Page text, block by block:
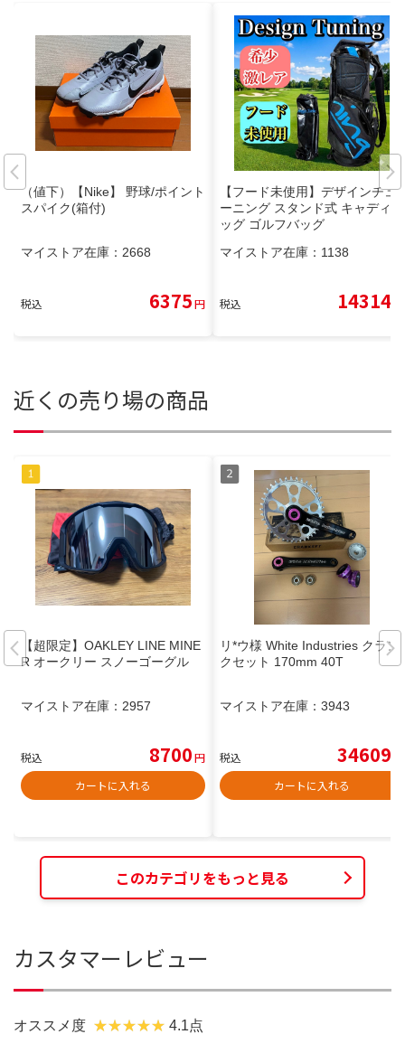
（値下）【Nike】 野球/ポイント
スパイク(箱付)
マイストア在庫： 2668
税込 6375円
【フード未使用】デザインチュ
ーニング スタンド式 キャディバ
ッグ ゴルフバッグ
マイストア在庫： 1138
税込 14314
近くの売り場の商品
【超限定】OAKLEY LINE MINE
R オークリー スノーゴーグル
マイストア在庫： 2957
税込 8700円
カートに入れる
リ*ウ様 White Industries クラン
クセット 170mm 40T
マイストア在庫： 3943
税込 34609
カートに入れる
このカテゴリをもっと見る
カスタマーレビュー
オススメ度 4.1点